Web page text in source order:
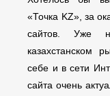
«Точка KZ», за
сайтов. Уже
казахстанском
себе и в сети
сайта очень